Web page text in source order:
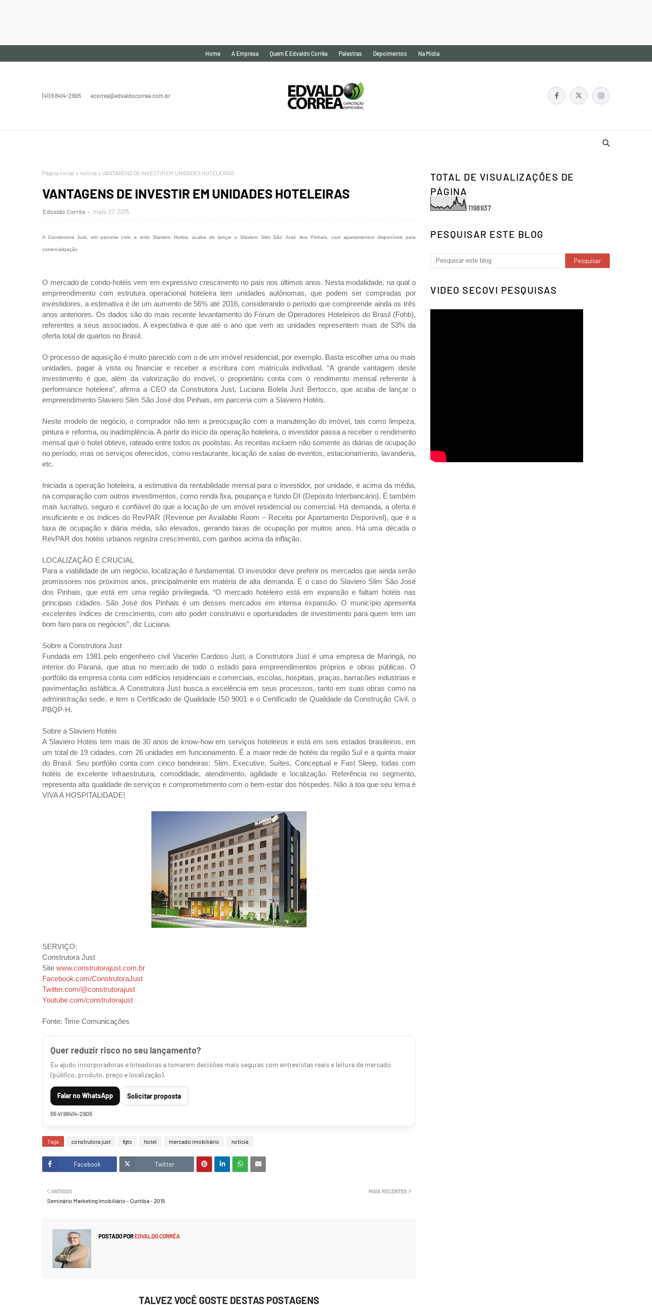
Home A Empresa Quem É Edvaldo Corrêa Palestras Depoimentos Na Mídia
(41) 9 8414-2905 ecorrea@edvaldocorrea.com.br
Página inicial notícia VANTAGENS DE INVESTIR EM UNIDADES HOTELEIRAS
VANTAGENS DE INVESTIR EM UNIDADES HOTELEIRAS
Edvaldo Corrêa maio 27, 2015
A Construtora Just, em parceria com a rede Slaviero Hotéis, acaba de lançar oSlaviero Slim São José dos Pinhais, com apartamentos disponíveis para
comercialização
O mercado de condo-hotéis vem em expressivo crescimento no país nos últimos anos. Nesta modalidade, na qual o
empreendimento com estrutura operacional hoteleira tem unidades autônomas, que podem ser compradas por
investidores, a estimativa é de um aumento de 56% até 2016, considerando o período que compreende ainda os três
anos anteriores. Os dados são do mais recente levantamento do Fórum de Operadores Hoteleiros do Brasil (Fohb),
referentes a seus associados. A expectativa é que até o ano que vem as unidades representem mais de 53% da
oferta total de quartos no Brasil.
O processo de aquisição é muito parecido com o de um imóvel residencial, por exemplo. Basta escolher uma ou mais
unidades, pagar à vista ou financiar e receber a escritura com matrícula individual. “A grande vantagem deste
investimento é que, além da valorização do imóvel, o proprietário conta com o rendimento mensal referente à
performance hoteleira”, afirma a CEO da Construtora Just, Luciana Bolela Just Bertocco, que acaba de lançar o
empreendimento Slaviero Slim São José dos Pinhais, em parceria com a Slaviero Hotéis.
Neste modelo de negócio, o comprador não tem a preocupação com a manutenção do imóvel, tais como limpeza,
pintura e reforma, ou inadimplência. A partir do início da operação hoteleira, o investidor passa a receber o rendimento
mensal que o hotel obteve, rateado entre todos os poolistas. As receitas incluem não somente as diárias de ocupação
no período, mas os serviços oferecidos, como restaurante, locação de salas de eventos, estacionamento, lavanderia,
etc.
Iniciada a operação hoteleira, a estimativa da rentabilidade mensal para o investidor, por unidade, é acima da média,
na comparação com outros investimentos, como renda fixa, poupança e fundo DI (Depósito Interbancário). É também
mais lucrativo, seguro e confiável do que a locação de um imóvel residencial ou comercial. Há demanda, a oferta é
insuficiente e os índices do RevPAR (Revenue per Available Room – Receita por Apartamento Disponível), que é a
taxa de ocupação x diária média, são elevados, gerando taxas de ocupação por muitos anos. Há uma década o
RevPAR dos hotéis urbanos registra crescimento, com ganhos acima da inflação.
LOCALIZAÇÃO É CRUCIAL
Para a viabilidade de um negócio, localização é fundamental. O investidor deve preferir os mercados que ainda serão
promissores nos próximos anos, principalmente em matéria de alta demanda. É o caso do Slaviero Slim São José
dos Pinhais, que está em uma região privilegiada. “O mercado hoteleiro está em expansão e faltam hotéis nas
principais cidades. São José dos Pinhais é um desses mercados em intensa expansão. O município apresenta
excelentes índices de crescimento, com alto poder construtivo e oportunidades de investimento para quem tem um
bom faro para os negócios”, diz Luciana.
Sobre a Construtora Just
Fundada em 1981 pelo engenheiro civil Vacerlei Cardoso Just, a Construtora Just é uma empresa de Maringá, no
interior do Paraná, que atua no mercado de todo o estado para empreendimentos próprios e obras públicas. O
portfólio da empresa conta com edifícios residenciais e comerciais, escolas, hospitais, praças, barracões industriais e
pavimentação asfáltica. A Construtora Just busca a excelência em seus processos, tanto em suas obras como na
administração sede, e tem o Certificado de Qualidade IS0 9001 e o Certificado de Qualidade da Construção Civil, o
PBQP-H.
Sobre a Slaviero Hotéis
A Slaviero Hotéis tem mais de 30 anos de know-how em serviços hoteleiros e está em seis estados brasileiros, em
um total de 19 cidades, com 26 unidades em funcionamento. É a maior rede de hotéis da região Sul e a quinta maior
do Brasil. Seu portfólio conta com cinco bandeiras: Slim, Executive, Suítes, Conceptual e Fast Sleep, todas com
hotéis de excelente infraestrutura, comodidade, atendimento, agilidade e localização. Referência no segmento,
representa alta qualidade de serviços e comprometimento com o bem-estar dos hóspedes. Não à toa que seu lema é
VIVA A HOSPITALIDADE!
SERVIÇO:
Construtora Just
Site www.construtorajust.com.br
Facebook.com/ConstrutoraJust
Twitter.com/@construtorajust
Youtube.com/construtorajust
Fonte: Time Comunicações
Quer reduzir risco no seu lançamento?
Eu ajudo incorporadoras e loteadoras a tomarem decisões mais seguras com entrevistas reais e leitura de mercado
(público, produto, preço e localização).
Falar no WhatsApp Solicitar proposta
55 41 98414-2905
Tags construtora just fgts hotel mercado imobiliário notícia
Facebook Twitter
MAIS RECENTES
ANTIGOS
Seminário Marketing Imobiliário - Curitiba - 2015
POSTADO POREDVALDO CORRÊA
TALVEZ VOCÊ GOSTE DESTAS POSTAGENS
TOTAL DE VISUALIZAÇÕES DE
PÁGINA
1198937
PESQUISAR ESTE BLOG
VIDEO SECOVI PESQUISAS